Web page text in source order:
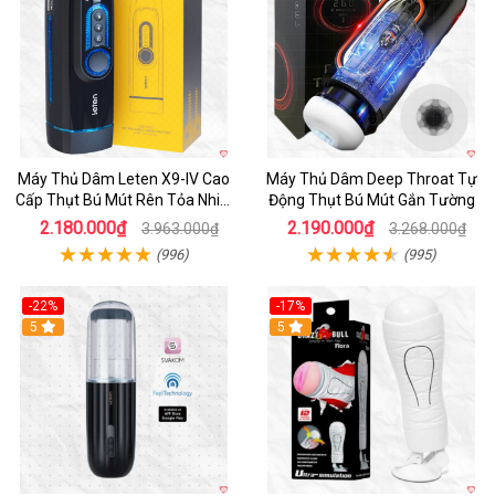
Máy Thủ Dâm Leten X9-IV Cao
Cấp Thụt Bú Mút Rên Tỏa Nhiệt
Sạc Pin
2.180.000₫ 3.963.000₫
(996)
Máy Thủ Dâm Deep Throat Tự
Động Thụt Bú Mút Gắn Tường
2.190.000₫ 3.268.000₫
(995)
-22%
5
-17%
5